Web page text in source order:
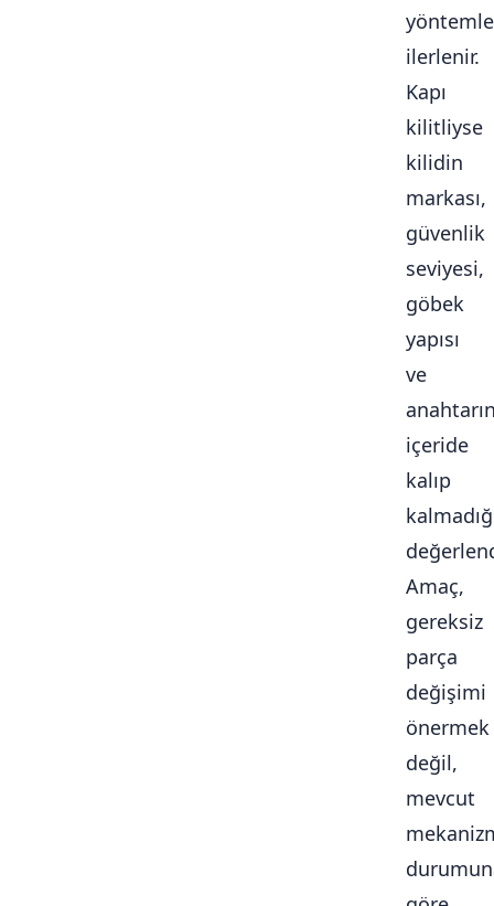
ilerlenir.
Kapı
kilitliyse
kilidin
markası,
güvenlik
seviyesi,
göbek
yapısı
ve
içeride
kalıp
Amaç,
gereksiz
parça
değişimi
önermek
değil,
mevcut